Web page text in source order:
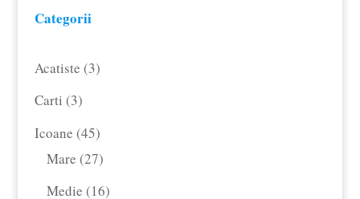
Categorii
Acatiste 33
Carti 33
produse
Icoane 4545
de
produse
Mare 2727
de
Medie 1616